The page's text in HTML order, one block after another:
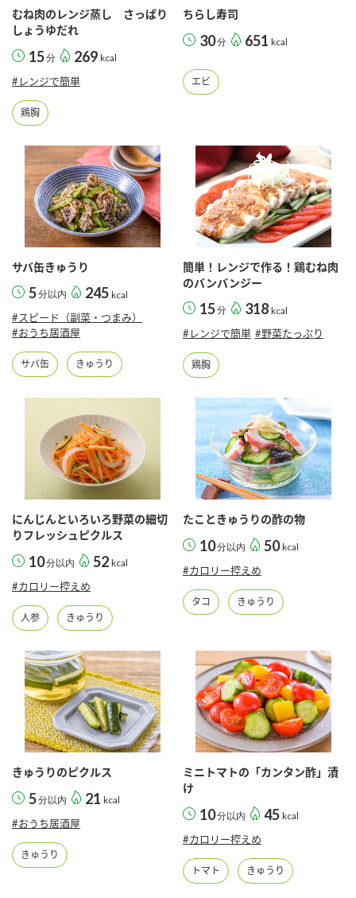
すしラボ
ぽん酢サワー
納豆の豆知識
鍋奉行マニュアル
ロングセラー商品 ＋ おすすめレシピ
人気商品 ＋ おすすめレシピ
各部門が大切にしていること
おいしさと健康への取り組み
お問い合わせ
地図から取り扱い店舗を探す
検索
ミツカングループについて 製造所固有記号一覧
むね肉のレンジ蒸し さっぱり
しょうゆだれ
15分 269 kcal
#レンジで簡単
鶏胸
ちらし寿司
30分 651 kcal
エビ
サバ缶きゅうり
5分以内 245 kcal
#スピード（副菜・つまみ）
#おうち居酒屋
サバ缶 きゅうり
簡単！レンジで作る！鶏むね肉
のバンバンジー
15分 318 kcal
#レンジで簡単 #野菜たっぷり
鶏胸
にんじんといろいろ野菜の細切
りフレッシュピクルス
10分以内 52 kcal
#カロリー控えめ
人参 きゅうり
たこときゅうりの酢の物
10分以内 50 kcal
#カロリー控えめ
タコ きゅうり
きゅうりのピクルス
5分以内 21 kcal
#おうち居酒屋
きゅうり
ミニトマトの「カンタン酢」漬
け
10分以内 45 kcal
#カロリー控えめ
トマト きゅうり